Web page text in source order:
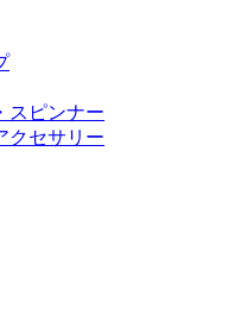
スピンナー
クセサリー